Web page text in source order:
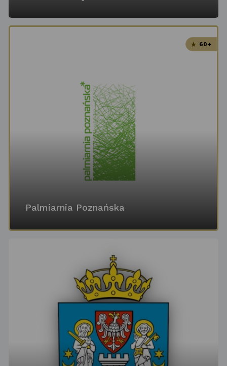
60+
Palmiarnia Poznańska